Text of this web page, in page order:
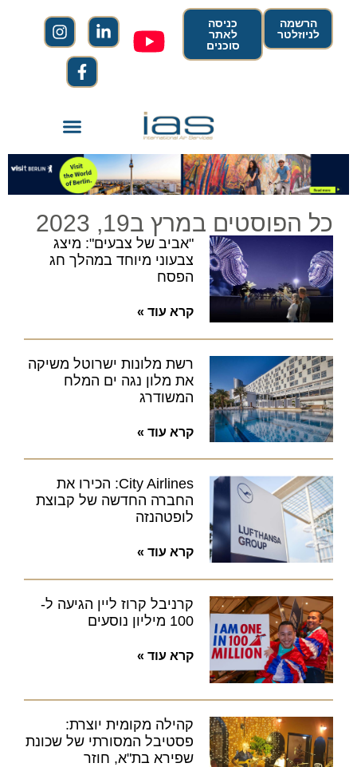
הרשמה
לניוזלטר
כניסה
לאתר
סוכנים
כל הפוסטים במרץ ב19, 2023
"אביב של צבעים": מיצג
צבעוני מיוחד במהלך חג
הפסח
קרא עוד »
רשת מלונות ישרוטל משיקה
את מלון נגה ים המלח
המשודרג
קרא עוד »
City Airlines: הכירו את
החברה החדשה של קבוצת
לופטהנזה
קרא עוד »
קרניבל קרוז ליין הגיעה ל-
100 מיליון נוסעים
קרא עוד »
קהילה מקומית יוצרת:
פסטיבל המסורתי של שכונת
שפירא בת"א, חוזר